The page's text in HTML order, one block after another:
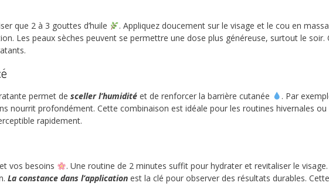
que 2 à 3 gouttes d’huile . Appliquez doucement sur le visage et le cou en
Les peaux sèches peuvent se permettre une dose plus généreuse, surtout le soir.
permet de sceller l’humidité et de renforcer la barrière cutanée
. Par
nourrit profondément. Cette combinaison est idéale pour les routines hivernales ou
rapidement.
vos besoins
. Une routine de 2 minutes suffit pour hydrater et revitaliser le
La constance dans l’application est la clé pour observer des résultats durables.